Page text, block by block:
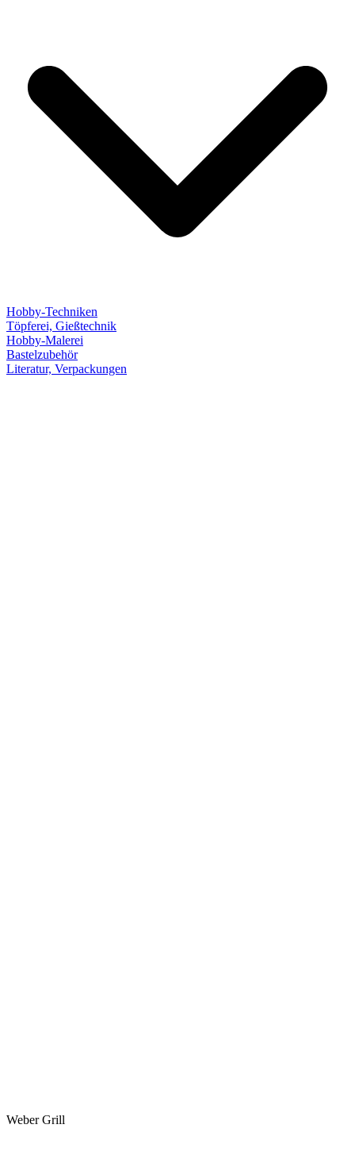
Hobby-Techniken
Töpferei, Gießtechnik
Hobby-Malerei
Bastelzubehör
Literatur, Verpackungen
Weber Grill